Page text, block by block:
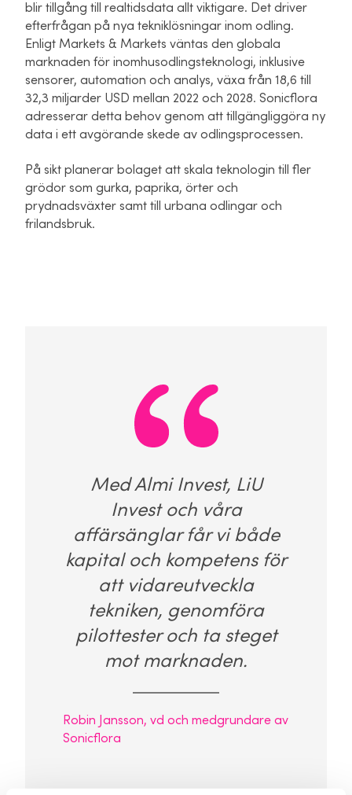
blir tillgång till realtidsdata allt viktigare. Det driver
efterfrågan på nya tekniklösningar inom odling.
Enligt Markets & Markets väntas den globala
marknaden för inomhusodlingsteknologi, inklusive
sensorer, automation och analys, växa från 18,6 till
32,3 miljarder USD mellan 2022 och 2028. Sonicflora
adresserar detta behov genom att tillgängliggöra ny
data i ett avgörande skede av odlingsprocessen.
På sikt planerar bolaget att skala teknologin till fler
grödor som gurka, paprika, örter och
prydnadsväxter samt till urbana odlingar och
frilandsbruk.
Med Almi Invest, LiU
Invest och våra
affärsänglar får vi både
kapital och kompetens för
att vidareutveckla
tekniken, genomföra
pilottester och ta steget
mot marknaden.
Robin Jansson, vd och medgrundare av
Sonicflora